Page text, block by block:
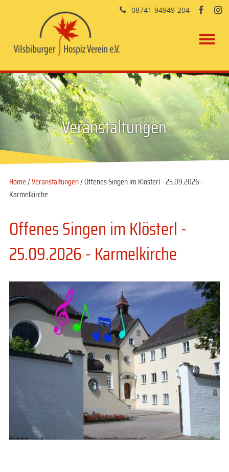
Veranstaltungen
Home/Veranstaltungen/ Offenes Singen im Klösterl - 25.09.2026 -
Karmelkirche
Offenes Singen im Klösterl -
25.09.2026 - Karmelkirche
08741-94949-204  